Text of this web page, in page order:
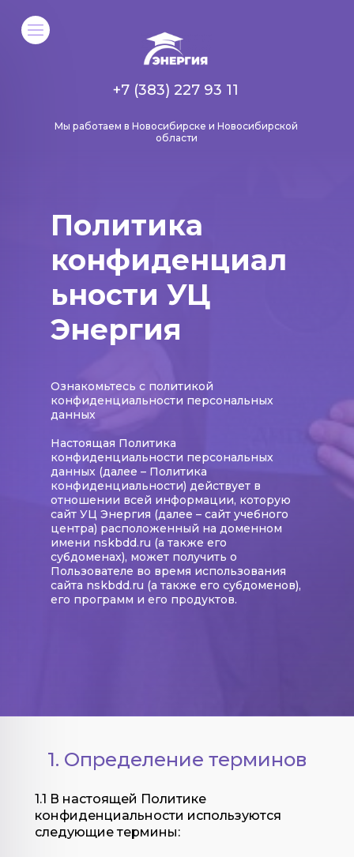
Мы работаем в Новосибирске и Новосибирской
области
+7 (383) 227 93 11
Политика
конфиденциал
ьности УЦ
Энергия
Ознакомьтесь с политикой
конфиденциальности персональных
данных
Настоящая Политика
конфиденциальности персональных
данных (далее – Политика
конфиденциальности) действует в
отношении всей информации, которую
сайт УЦ Энергия (далее – сайт учебного
центра) расположенный на доменном
имени nskbdd.ru (а также его
субдоменах), может получить о
Пользователе во время использования
сайта nskbdd.ru (а также его субдоменов),
его программ и его продуктов.
1. Определение терминов
1.1 В настоящей Политике
конфиденциальности используются
следующие термины: